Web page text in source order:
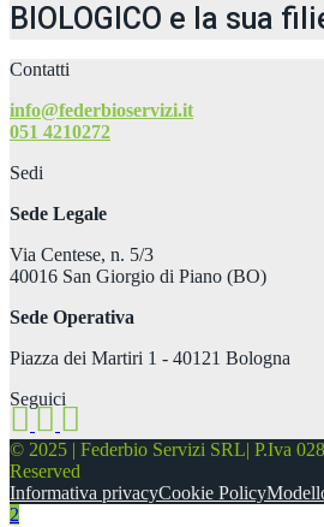
BIOLOGICO e la sua
Contatti
info@federbioservizi.it
051 4210272
Sedi
Sede Legale
Via Centese, n. 5/3
40016 San Giorgio di Piano (BO)
Sede Operativa
Piazza dei Martiri 1 - 40121 Bologna
Seguici
© 2025 | Federbio Servizi SRL| P.Iva
Reserved
Informativa privacyCookie Policy